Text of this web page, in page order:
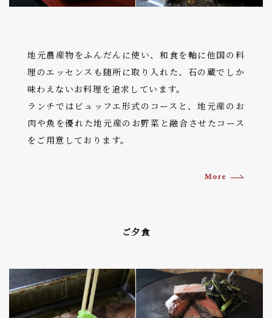
地元農産物をふんだんに使い、和食を軸に他国の料
理のエッセンスも随所に取り入れた、石の蔵でしか
味わえないお料理を追求しています。
ランチではビュッフエ形式のコースと、地元産のお
肉や魚を優れた地元産のお野菜と融合させたコース
をご用意しております。
ご夕食